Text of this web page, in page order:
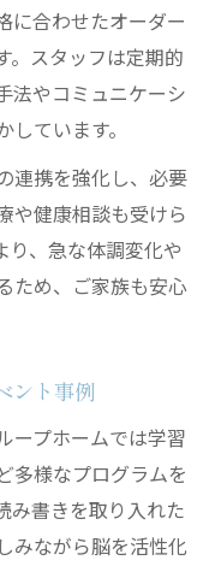
に合わせたオーダー
。スタッフは定期的
法やコミュニケーシ
ています。
連携を強化し、必要
や健康相談も受けら
り、急な体調変化や
ため、ご家族も安心
ント事例
ープホームでは学習
多様なプログラムを
み書きを取り入れた
みながら脳を活性化